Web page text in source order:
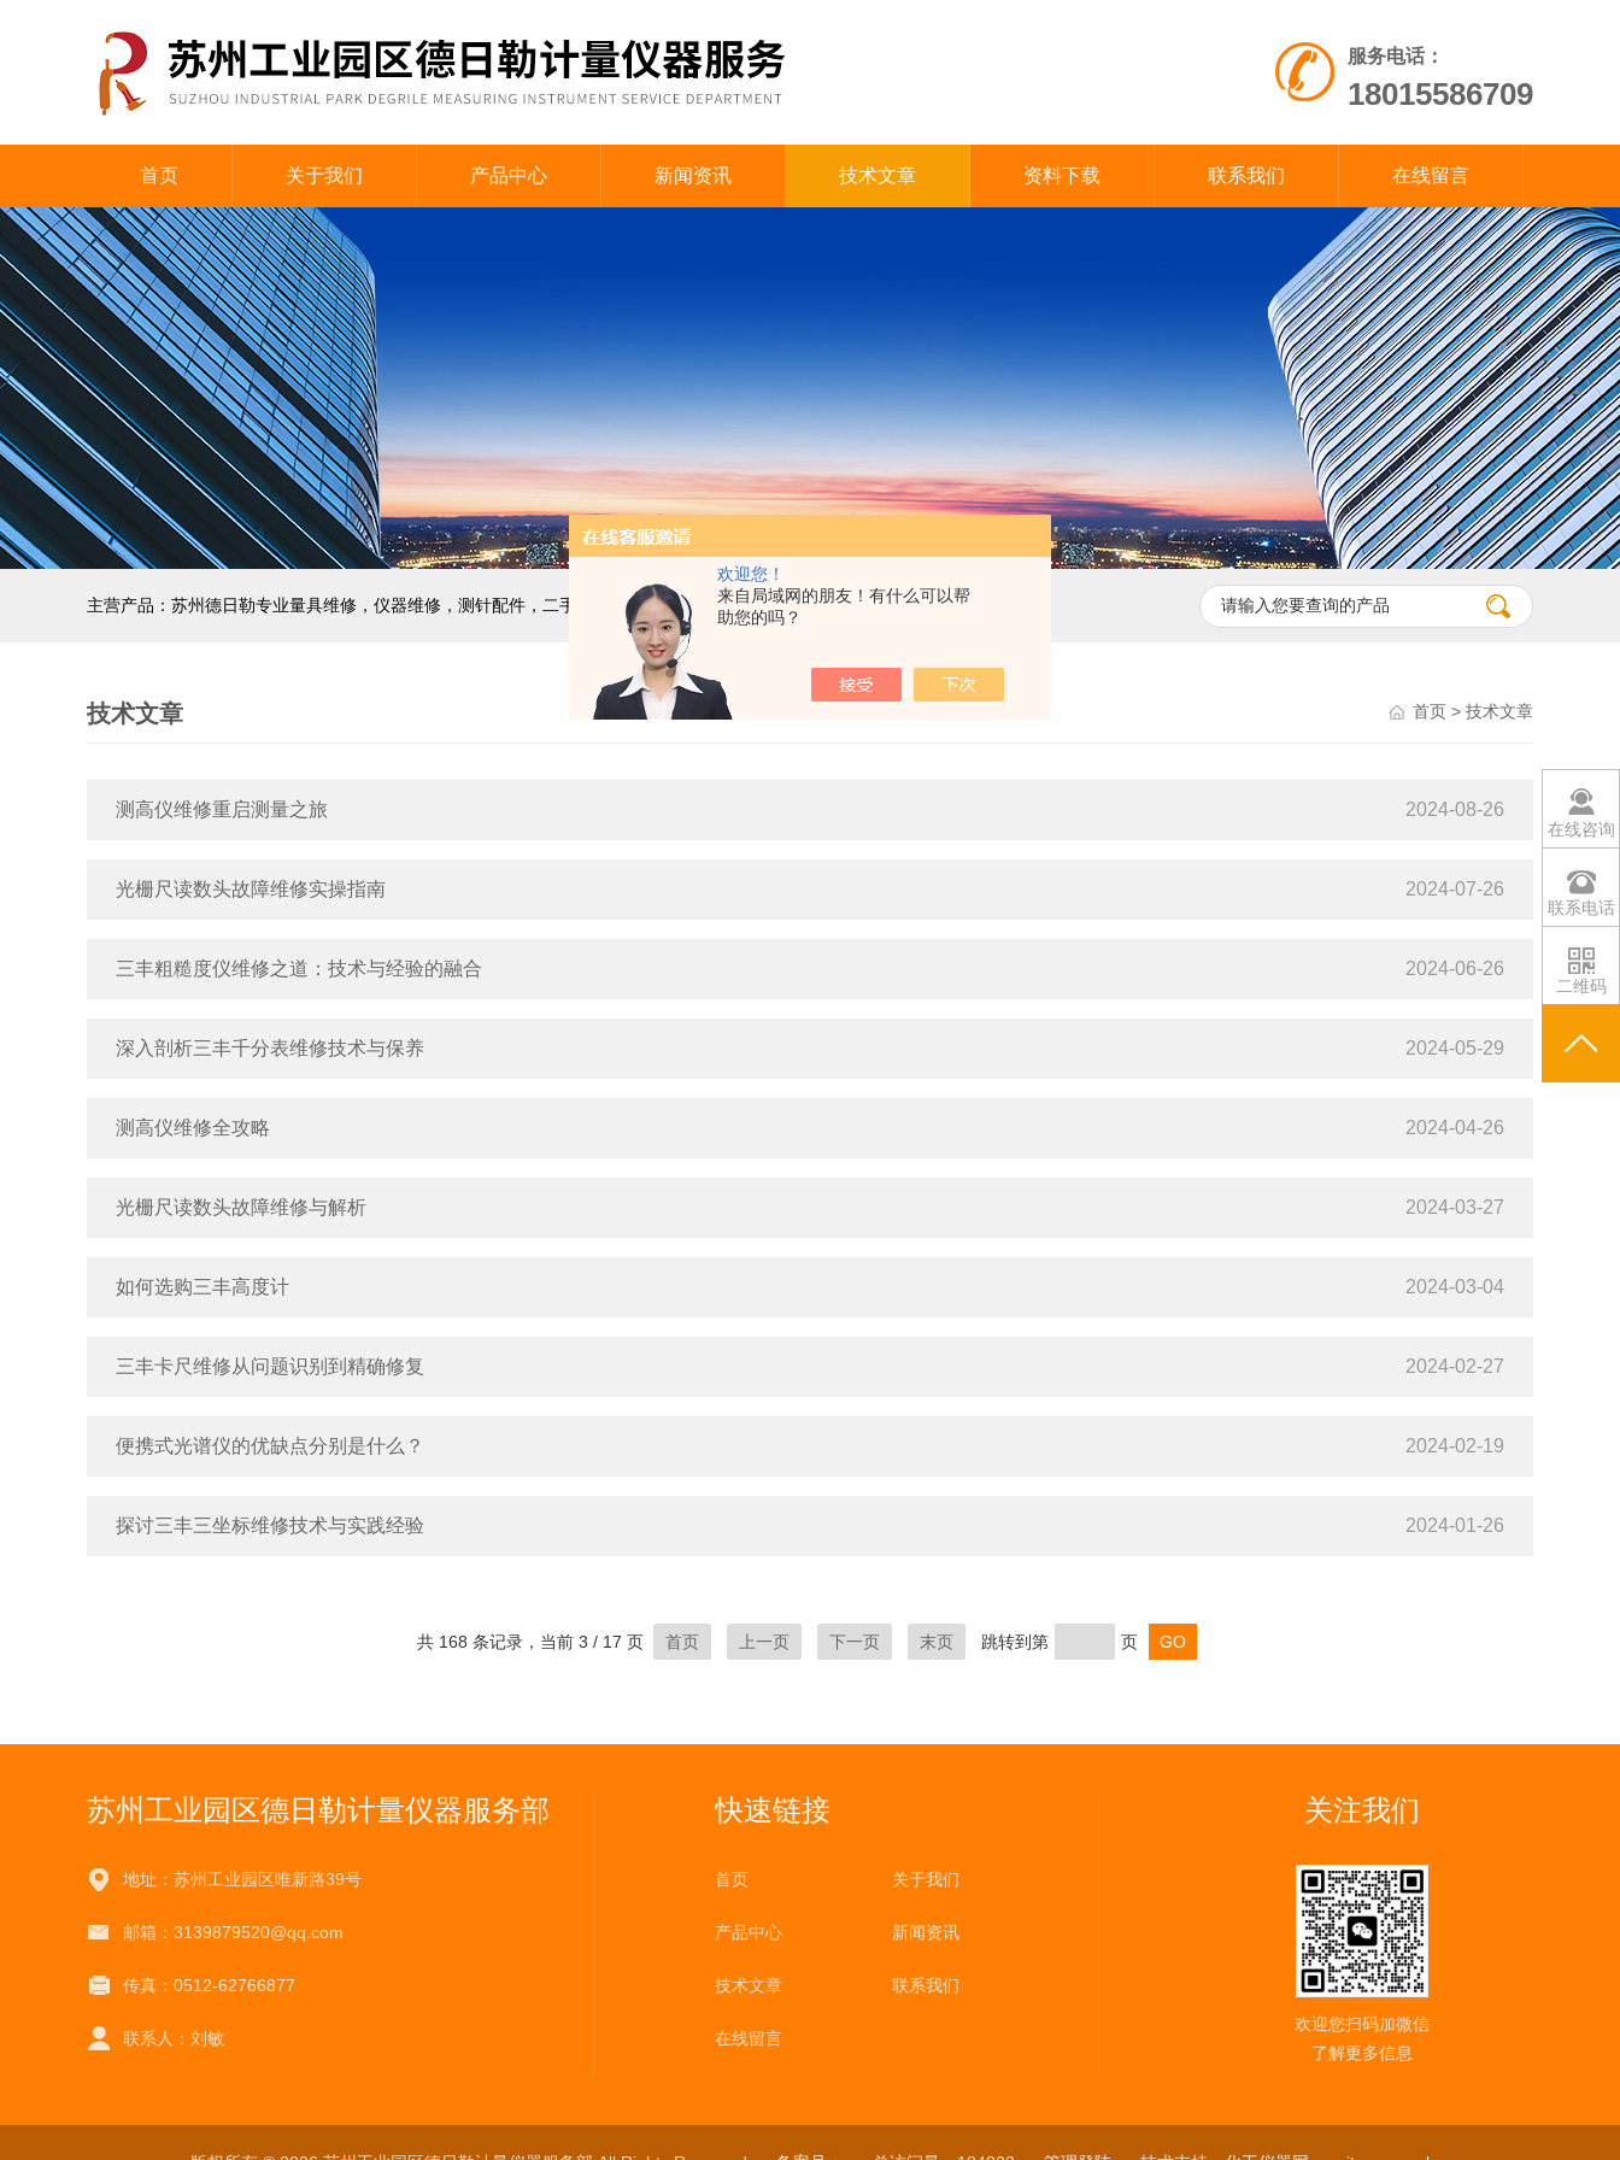
欢迎您！
来自局域网的朋友！有什么可以帮
助您的吗？
服务电话：
18015586709
首页 关于我们 产品中心 新闻资讯 技术文章 资料下载 联系我们 在线留言
主营产品：苏州德日勒专业量具维修，仪器维修，测针配件，二手设备，计量校准
技术文章 首页 > 技术文章
测高仪维修重启测量之旅 2024-08-26
光栅尺读数头故障维修实操指南 2024-07-26
三丰粗糙度仪维修之道：技术与经验的融合 2024-06-26
深入剖析三丰千分表维修技术与保养 2024-05-29
测高仪维修全攻略 2024-04-26
光栅尺读数头故障维修与解析 2024-03-27
如何选购三丰高度计 2024-03-04
三丰卡尺维修从问题识别到精确修复 2024-02-27
便携式光谱仪的优缺点分别是什么？ 2024-02-19
探讨三丰三坐标维修技术与实践经验 2024-01-26
共 168 条记录，当前 3 / 17 页 首页 上一页 下一页 末页 跳转到第 页
苏州工业园区德日勒计量仪器服务部
地址：苏州工业园区唯新路39号
邮箱：3139879520@qq.com
传真：0512-62766877
联系人：刘敏
快速链接
首页 关于我们
产品中心 新闻资讯
技术文章 联系我们
在线留言
关注我们
欢迎您扫码加微信
了解更多信息
在线咨询
联系电话
二维码